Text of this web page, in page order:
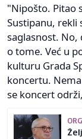
"Nipošto. Pitao
Sustipanu, rekli
saglasnost.
o tome. Već u
kulturu Grada
koncertu.
se koncert